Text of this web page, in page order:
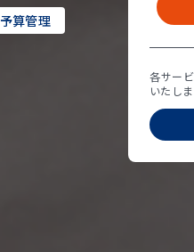
予算管理
各サー
いたし